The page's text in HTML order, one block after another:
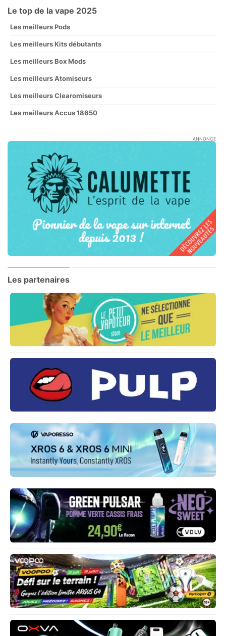
Le top de la vape 2025
Les meilleurs Pods
Les meilleurs Kits débutants
Les meilleurs Box Mods
Les meilleurs Atomiseurs
Les meilleurs Clearomiseurs
Les meilleurs Accus 18650
ANNONCE
Les partenaires